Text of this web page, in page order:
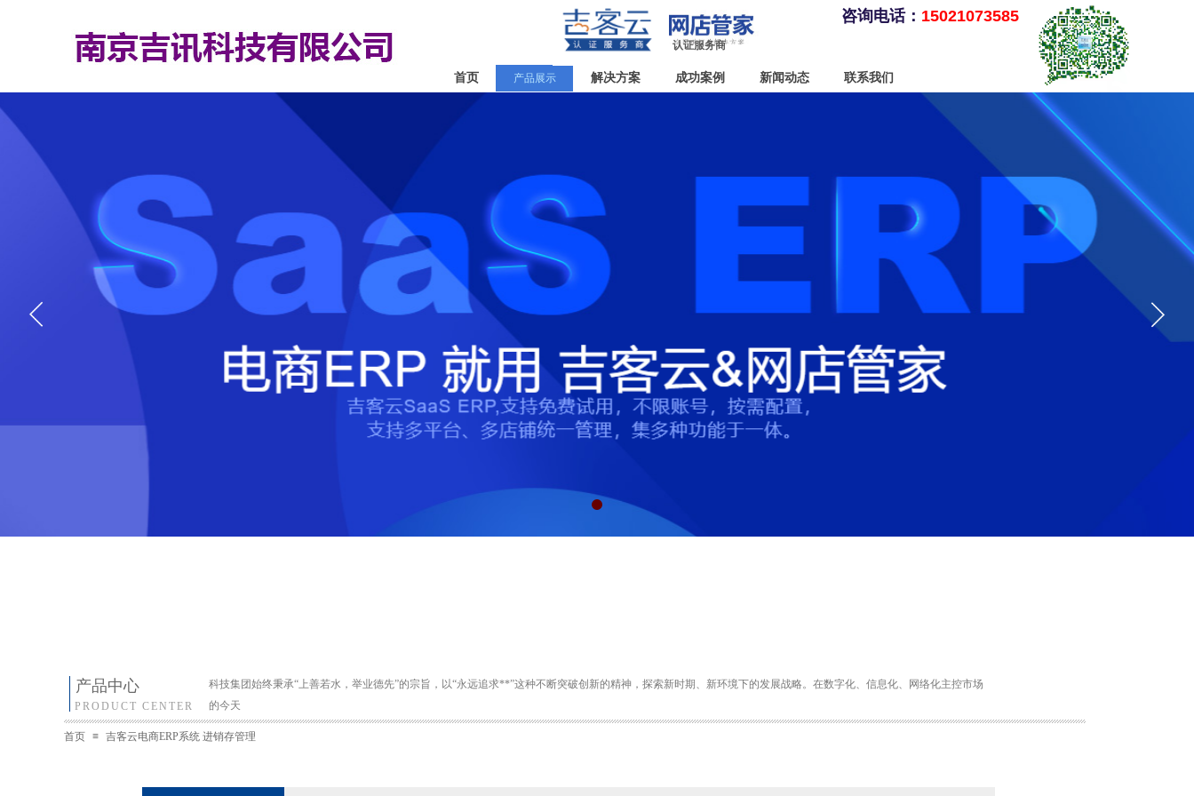
认证服务商
咨询电话： 15021073585
首页 产品展示 解决方案 成功案例 新闻动态 联系我们
科技集团始终秉承“上善若水，举业德先”的宗旨，以“永远追求**”这种不断突破创新的精神，探索新时期、新环境下的发展战略。在数字化、信息化、网络化主控市场
的今天
产品中心
PRODUCT CENTER
首页 ≡ 吉客云电商ERP系统 进销存管理